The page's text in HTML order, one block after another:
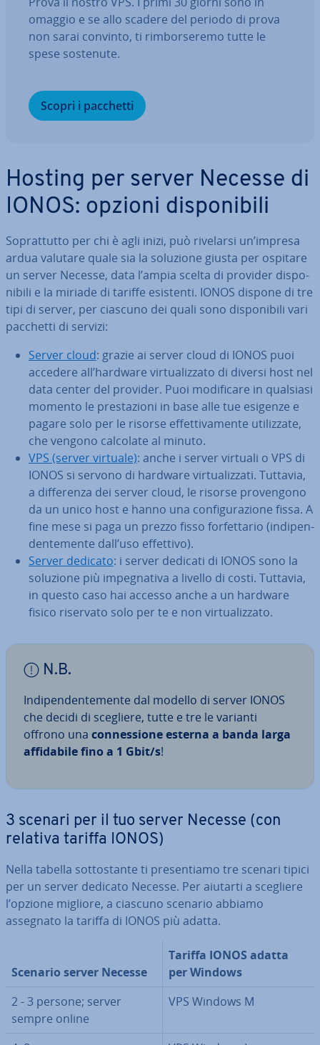
omaggio e se allo scadere del periodo di prova
non sarai convinto, ti rim­bor­se­re­mo tutte le
spese sostenute.
Scopri i pacchetti
Hosting per server Necesse di
IONOS: opzioni di­spo­ni­bi­li
So­prat­tut­to per chi è agli inizi, può rivelarsi un’impresa
ardua valutare quale sia la soluzione giusta per ospitare
un server Necesse, data l’ampia scelta di provider di­spo­
ni­bi­li e la miriade di tariffe esistenti. IONOS dispone di tre
tipi di server, per ciascuno dei quali sono di­spo­ni­bi­li vari
pacchetti di servizi:
Server cloud: grazie ai server cloud di IONOS puoi
accedere all’hardware vir­tua­liz­za­to di diversi host nel
data center del provider. Puoi mo­di­fi­ca­re in qualsiasi
momento le pre­sta­zio­ni in base alle tue esigenze e
pagare solo per le risorse ef­fet­ti­va­men­te uti­liz­za­te,
che vengono calcolate al minuto.
VPS (server virtuale): anche i server virtuali o VPS di
IONOS si servono di hardware vir­tua­liz­za­ti. Tuttavia,
a dif­fe­ren­za dei server cloud, le risorse pro­ven­go­no
da un unico host e hanno una con­fi­gu­ra­zio­ne fissa. A
fine mese si paga un prezzo fisso for­fet­ta­rio (in­di­pen­
den­te­men­te dall’uso effettivo).
Server dedicato: i server dedicati di IONOS sono la
soluzione più im­pe­gna­ti­va a livello di costi. Tuttavia,
in questo caso hai accesso anche a un hardware
fisico riservato solo per te e non vir­tua­liz­za­to.
N.B.
In­di­pen­den­te­men­te dal modello di server IONOS
che decidi di scegliere, tutte e tre le varianti
offrono una con­nes­sio­ne esterna a banda larga
af­fi­da­bi­le fino a 1 Gbit/s!
3 scenari per il tuo server Necesse (con
relativa tariffa IONOS)
Nella tabella sot­to­stan­te ti pre­sen­tia­mo tre scenari tipici
per un server dedicato Necesse. Per aiutarti a scegliere
l’opzione migliore, a ciascuno scenario abbiamo
assegnato la tariffa di IONOS più adatta.
Scenario server Necesse
Tariffa IONOS adatta
per Windows
2 - 3 persone; server
sempre online
VPS Windows M